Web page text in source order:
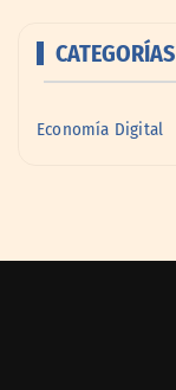
CATEGORÍAS
Economía Digital